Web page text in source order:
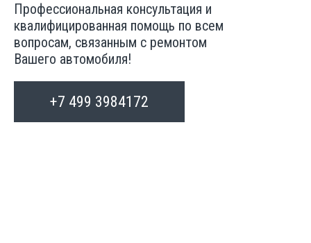
Профессиональная консультация и
квалифицированная помощь по всем
вопросам, связанным с ремонтом
Вашего автомобиля!
+7 499 3984172